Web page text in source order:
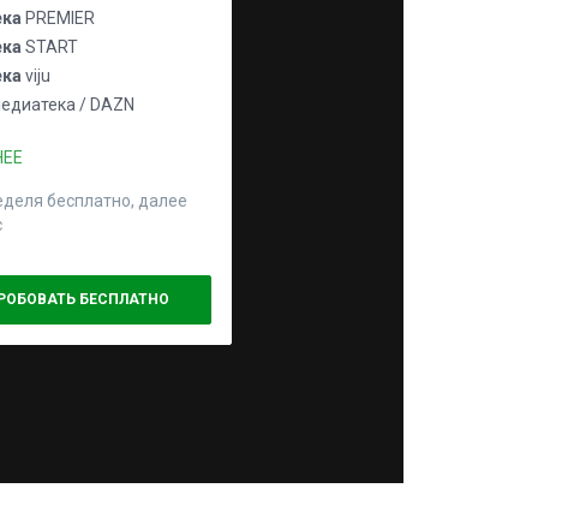
PREMIER
START
viju
/ DAZN
бесплатно, далее
БЕСПЛАТНО